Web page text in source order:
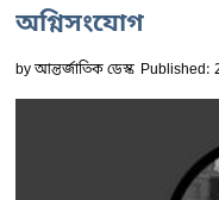
অগ্নিসংযোগ
byআন্তর্জাতিক ডেস্ক Published: